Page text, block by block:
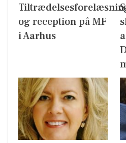
og reception på MF
i Aarhus